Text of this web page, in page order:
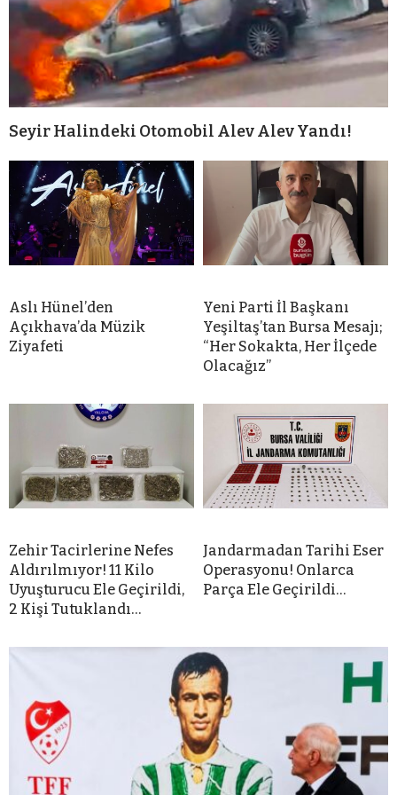
Seyir Halindeki Otomobil Alev Alev Yandı!
Aslı Hünel’den
Açıkhava’da Müzik
Ziyafeti
Yeni Parti İl Başkanı
Yeşiltaş’tan Bursa Mesajı;
“Her Sokakta, Her İlçede
Olacağız”
Zehir Tacirlerine Nefes
Aldırılmıyor! 11 Kilo
Uyuşturucu Ele Geçirildi,
2 Kişi Tutuklandı…
Jandarmadan Tarihi Eser
Operasyonu! Onlarca
Parça Ele Geçirildi…